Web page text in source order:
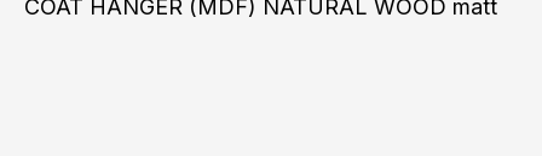
COAT HANGER (MDF) NATURAL WOOD matt